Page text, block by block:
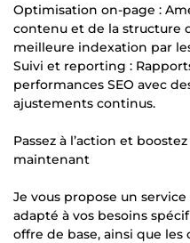
Optimisation on-page :
contenu et de la structure
meilleure indexation par
Suivi et reporting :
performances SEO avec
ajustements continus.
Passez à l’action et
maintenant
Je vous propose un
adapté à vos besoins
offre de base, ainsi que